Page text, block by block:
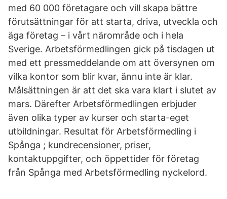
med 60 000 företagare och vill skapa bättre
förutsättningar för att starta, driva, utveckla och
äga företag – i vårt närområde och i hela
Sverige. Arbetsförmedlingen gick på tisdagen ut
med ett pressmeddelande om att översynen om
vilka kontor som blir kvar, ännu inte är klar.
Målsättningen är att det ska vara klart i slutet av
mars. Därefter Arbetsförmedlingen erbjuder
även olika typer av kurser och starta-eget
utbildningar. Resultat för Arbetsförmedling i
Spånga ; kundrecensioner, priser,
kontaktuppgifter, och öppettider för företag
från Spånga med Arbetsförmedling nyckelord.